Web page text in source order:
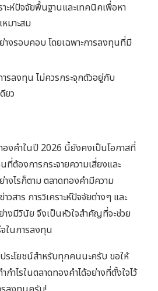
ะห์ปัจจัยพื้นฐานและเทคนิคเพื่อหา
หมาะสม
างรอบคอบ โดยเฉพาะการลงทุนที่มี
ารลงทุน ไม่ควรกระจุกตัวอยู่กับ
ยว
งคำในปี 2026 นี้ยังคงเป็นโอกาสที่
ต้องการกระจายความเสี่ยงและ
งไรก็ตาม ตลาดทองคำมีความ
สาร การวิเคราะห์ปัจจัยต่างๆ และ
างมีวินัย จึงเป็นหัวใจสำคัญที่จะช่วย
ในการลงทุน
ระโยชน์สำหรับทุกคนนะครับ ขอให้
ำไรในตลาดทองคำได้อย่างที่ตั้งใจไว้